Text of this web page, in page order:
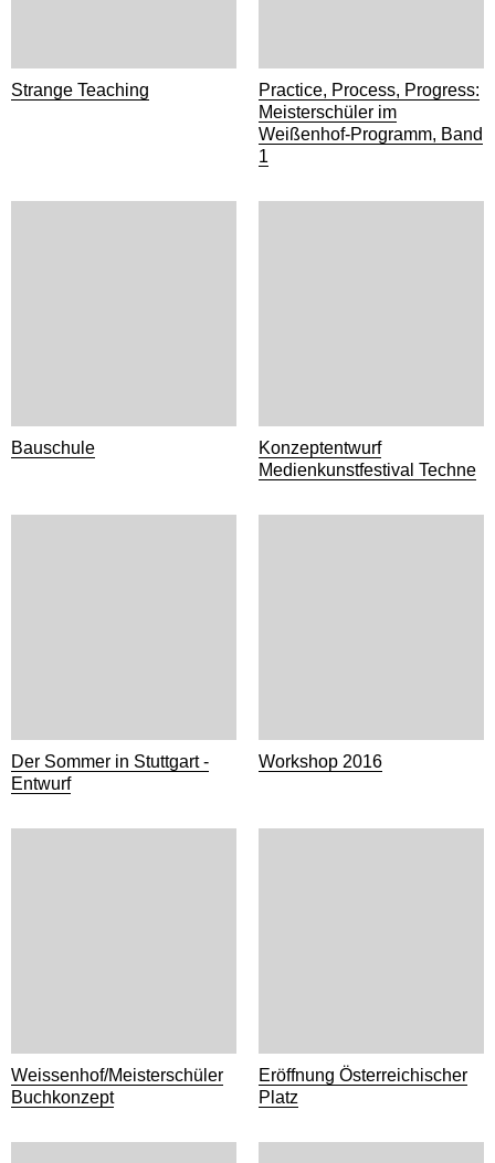
Strange Teaching
Practice, Process, Progress:
Meisterschüler im
Weißenhof-Programm, Band
1
Bauschule
Konzeptentwurf
Medienkunstfestival Techne
Der Sommer in Stuttgart -
Entwurf
Workshop 2016
Weissenhof/Meisterschüler
Buchkonzept
Eröffnung Österreichischer
Platz